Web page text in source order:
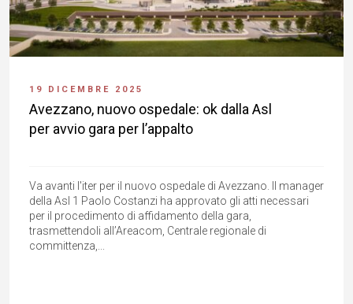
19 DICEMBRE 2025
Avezzano, nuovo ospedale: ok dalla Asl
per avvio gara per l’appalto
Va avanti l'iter per il nuovo ospedale di Avezzano. Il manager
della Asl 1 Paolo Costanzi ha approvato gli atti necessari
per il procedimento di affidamento della gara,
trasmettendoli all’Areacom, Centrale regionale di
committenza,...